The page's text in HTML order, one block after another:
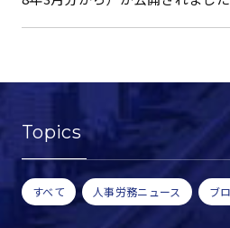
Topics
すべて 人事労務ニュース ブ